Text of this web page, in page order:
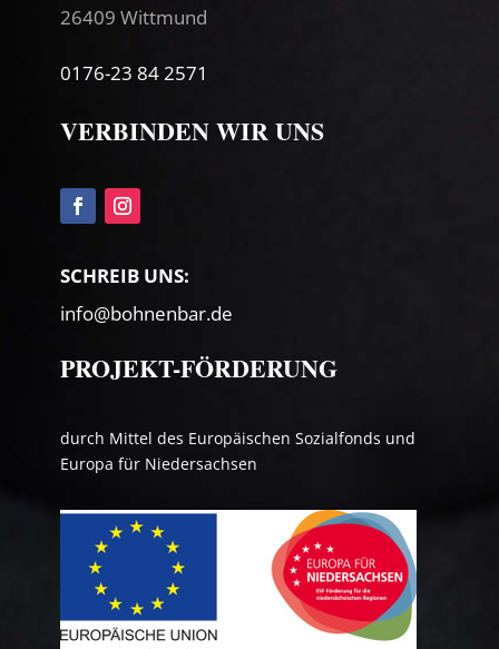
26409 Wittmund
0176-23 84 2571
VERBINDEN WIR UNS
SCHREIB UNS:
info@bohnenbar.de
PROJEKT-FÖRDERUNG
durch Mittel des Europäischen Sozialfonds und
Europa für Niedersachsen